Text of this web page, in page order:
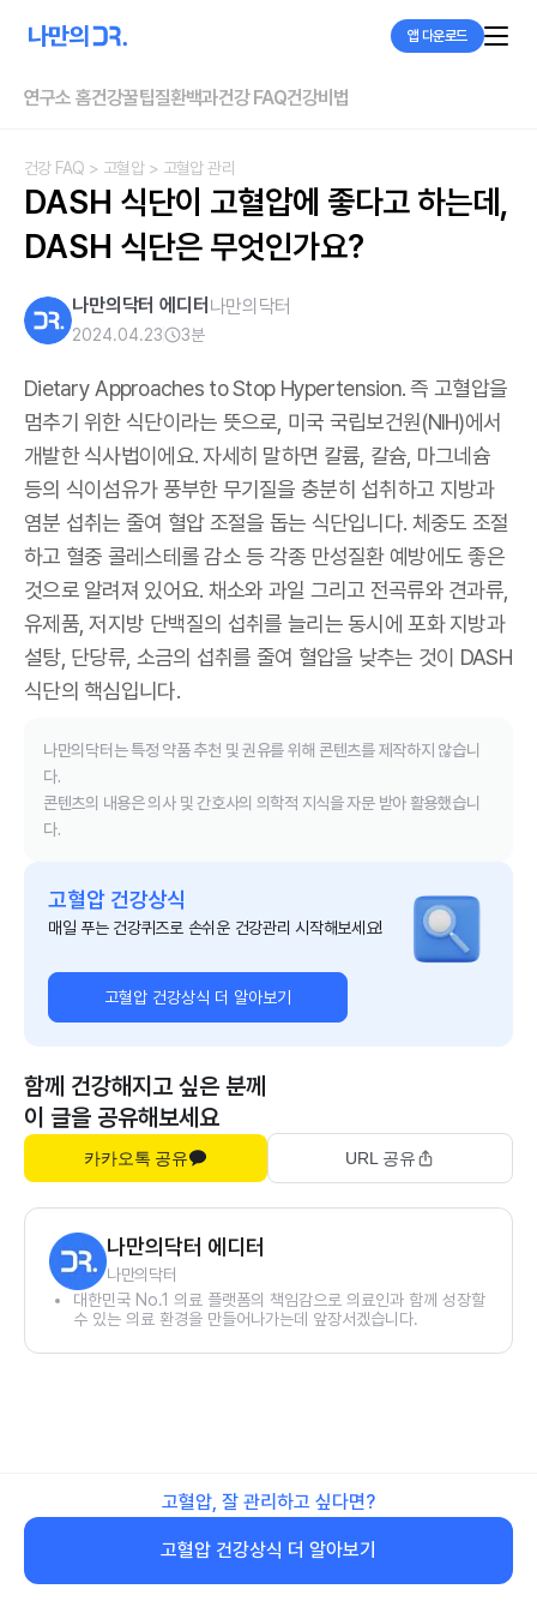
앱 다운로드
연구소 홈건강꿀팁질환백과건강 FAQ건강비법
건강 FAQ > 고혈압> 고혈압 관리
DASH 식단이 고혈압에 좋다고 하는데,
DASH 식단은 무엇인가요?
나만의닥터 에디터 나만의닥터
2024.04.23 3분
Dietary Approaches to Stop Hypertension. 즉 고혈압을
멈추기 위한 식단이라는 뜻으로, 미국 국립보건원(NIH)에서
개발한 식사법이에요. 자세히 말하면 칼륨, 칼슘, 마그네슘
등의 식이섬유가 풍부한 무기질을 충분히 섭취하고 지방과
염분 섭취는 줄여 혈압 조절을 돕는 식단입니다. 체중도 조절
하고 혈중 콜레스테롤 감소 등 각종 만성질환 예방에도 좋은
것으로 알려져 있어요. 채소와 과일 그리고 전곡류와 견과류,
유제품, 저지방 단백질의 섭취를 늘리는 동시에 포화 지방과
설탕, 단당류, 소금의 섭취를 줄여 혈압을 낮추는 것이 DASH
식단의 핵심입니다.
나만의닥터는 특정 약품 추천 및 권유를 위해 콘텐츠를 제작하지 않습니
다.
콘텐츠의 내용은 의사 및 간호사의 의학적 지식을 자문 받아 활용했습니
다.
고혈압 건강상식
매일 푸는 건강퀴즈로 손쉬운 건강관리 시작해보세요!
고혈압 건강상식 더 알아보기
함께 건강해지고 싶은 분께
이 글을 공유해보세요
카카오톡 공유 URL 공유
나만의닥터 에디터
나만의닥터
대한민국 No.1 의료 플랫폼의 책임감으로 의료인과 함께 성장할
수 있는 의료 환경을 만들어나가는데 앞장서겠습니다.
고혈압, 잘 관리하고 싶다면?
고혈압 건강상식 더 알아보기